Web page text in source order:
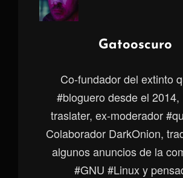
Autor:
Gatooscuro
Co-fundador del extinto
#bloguero desde el 2014,
traslater, ex-moderador
Colaborador DarkOnion,
algunos anuncios de la
#GNU #Linux y